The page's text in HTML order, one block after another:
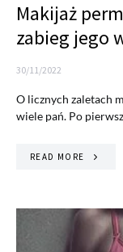
Makijaż
zabieg jego
30/11/2022
O licznych zaletach
wiele pań. Po
READ MORE